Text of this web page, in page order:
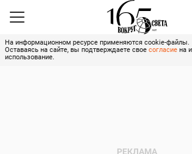
На информационном ресурсе применяются cookie-файлы.
Оставаясь на сайте, вы подтверждаете свое согласие на
использование.